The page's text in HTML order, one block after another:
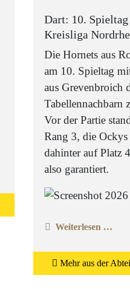
Dart: 10.
Kreisliga
Die Hornets aus
am 10. Spieltag
aus Grevenbroich
Tabellennachbarn
Vor der Partie
Rang 3, die
dahinter auf Platz
also garantiert.
Weiterlesen …
Mehr aus der